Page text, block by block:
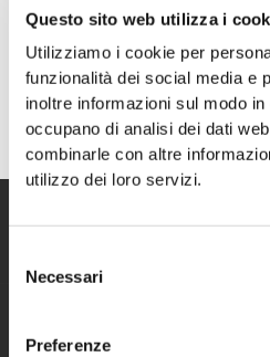
Questo sito web utilizza i
Utilizziamo i cookie per
funzionalità dei social media e
inoltre informazioni sul modo
occupano di analisi dei dati
combinarle con altre
utilizzo dei loro servizi.
delNecessari
Preferenze